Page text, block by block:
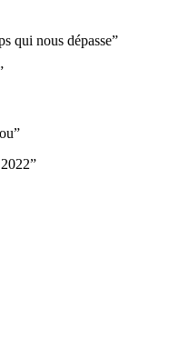
qui nous dépasse”